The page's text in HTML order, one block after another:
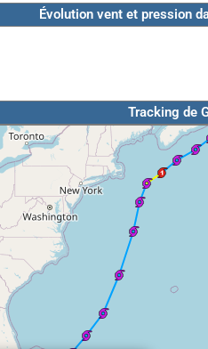
Évolution vent et pression
Tracking de